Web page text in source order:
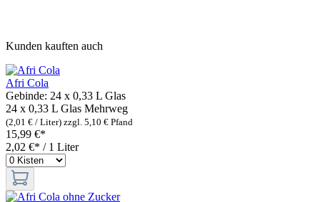
Kunden kauften auch
Afri Cola
Gebinde: 24 x 0,33 L Glas
24 x 0,33 L Glas Mehrweg
(2,01 € / Liter) zzgl. 5,10 € Pfand
15,99 €*
2,02 €* / 1 Liter